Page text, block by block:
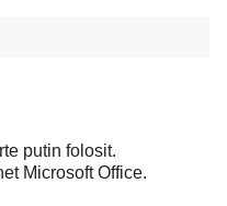
putin folosit.
Microsoft Office.